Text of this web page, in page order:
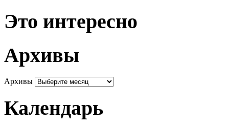
Это интересно
Архивы
Архивы
Календарь